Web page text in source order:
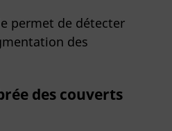
permet de détecter
des
des couverts